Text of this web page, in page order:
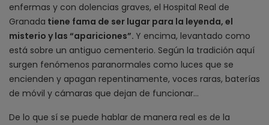
enfermas y con dolencias graves, el Hospital Real de
Granada tiene fama de ser lugar para la leyenda, el
misterio y las “apariciones”. Y encima, levantado como
está sobre un antiguo cementerio. Según la tradición aquí
surgen fenómenos paranormales como luces que se
encienden y apagan repentinamente, voces raras, baterías
de móvil y cámaras que dejan de funcionar…
De lo que sí se puede hablar de manera real es de la